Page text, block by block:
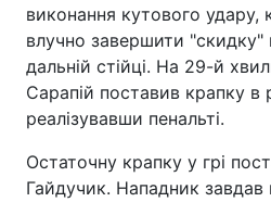
виконання кутового удару,
влучно завершити "скидку"
дальній стійці. На 29-й
Сарапій поставив крапку в
реалізувавши пенальті.
Остаточну крапку у грі
Гайдучик. Нападник завдав